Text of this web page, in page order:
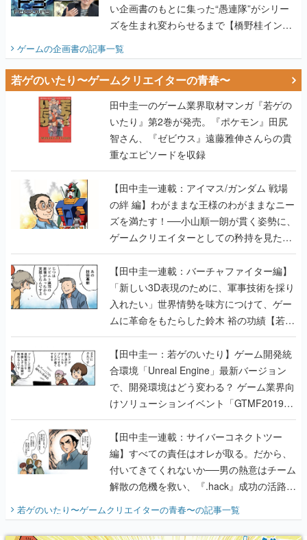
い企画書のもとに集った“愚連隊”がシリー
ズを生まれ変わらせるまで【橋野桂インタ
ビュー】
ゲームの企画書の記事一覧
若ゲのいたり〜ゲームクリエイターの青春〜
田中圭一のゲーム業界取材マンガ『若ゲの
いたり』第2巻が発売。『ポケモン』田尻
智さん、『ゼビウス』遠藤雅伸さんらの貴
重なエピソードを収録
【田中圭一連載：アイマス/ガンダム 戦場
の絆 編】わがままな王様のわがままなニー
ズを満たす！──小山順一朗が貫く姿勢に、
ゲームクリエイターとしての矜持を見た
【若ゲのいたり最終回】
【田中圭一連載：バーチャファイター編】
「新しい3D表現のために、軍事技術を採り
入れたい」世界情勢を味方につけて、ゲー
ムに革命をもたらした鈴木 裕の功績【若ゲ
のいたり】
【田中圭一：若ゲのいたり】ゲーム開発統
合環境「Unreal Engine」最新バージョン
で、開発環境はどう変わる？ ゲーム業界向
けソリューションイベント「GTMF2019」
に行って、より理解を深めよう【PR】
【田中圭一連載：サイバーコネクトツー
編】すべての責任はオレが取る。だから、
付いてきてくれないか──男の熱意はチーム
解散の危機を救い、『.hack』成功の活路を
開く。業界の快男児・松山 洋に流れる血は
『少年ジャンプ』色だった【若ゲのいた
り】
若ゲのいたり〜ゲームクリエイターの青春〜の記事一覧